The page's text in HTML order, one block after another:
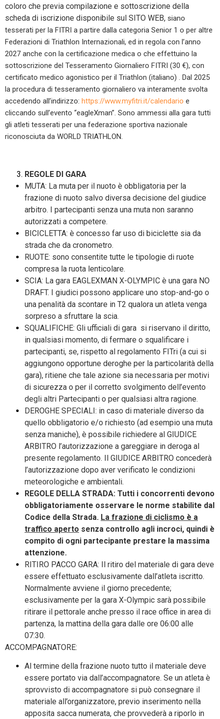
coloro che previa compilazione e sottoscrizione della
scheda di iscrizione disponibile sul SITO WEB, siano
tesserati per la FITRI a partire dalla categoria Senior 1 o per altre
Federazioni di Triathlon Internazionali, ed in regola con l’anno
2027 anche con la certificazione medica o che effettuino la
sottoscrizione del Tesseramento Giornaliero FITRI (30 €), con
certificato medico agonistico per il Triathlon (italiano) . Dal 2025
la procedura di tesseramento giornaliero va interamente svolta
accedendo all’indirizzo: https://www.myfitri.it/calendario e
cliccando sull’evento “eagleXman”. Sono ammessi alla gara tutti
gli atleti tesserati per una federazione sportiva nazionale
riconosciuta da WORLD TRIATHLON.
REGOLE DI GARA
MUTA: La muta per il nuoto è obbligatoria per la
frazione di nuoto salvo diversa decisione del giudice
arbitro. I partecipanti senza una muta non saranno
autorizzati a competere.
BICICLETTA: è concesso far uso di biciclette sia da
strada che da cronometro.
RUOTE: sono consentite tutte le tipologie di ruote
compresa la ruota lenticolare.
SCIA: La gara EAGLEXMAN X-OLYMPIC è una gara NO
DRAFT. I giudici possono applicare uno stop-and-go o
una penalità da scontare in T2 qualora un atleta venga
sorpreso a sfruttare la scia.
SQUALIFICHE: Gli ufficiali di gara si riservano il diritto,
in qualsiasi momento, di fermare o squalificare i
partecipanti, se, rispetto al regolamento FITri (a cui si
aggiungono opportune deroghe per la particolarità della
gara), ritiene che tale azione sia necessaria per motivi
di sicurezza o per il corretto svolgimento dell’evento
degli altri Partecipanti o per qualsiasi altra ragione.
DEROGHE SPECIALI: in caso di materiale diverso da
quello obbligatorio e/o richiesto (ad esempio una muta
senza maniche), è possibile richiedere al GIUDICE
ARBITRO l’autorizzazione a gareggiare in deroga al
presente regolamento. Il GIUDICE ARBITRO concederà
l’autorizzazione dopo aver verificato le condizioni
meteorologiche e ambientali.
REGOLE DELLA STRADA: Tutti i concorrenti devono
obbligatoriamente osservare le norme stabilite dal
Codice della Strada. La frazione di ciclismo è a
traffico aperto senza controllo agli incroci, quindi è
compito di ogni partecipante prestare la massima
attenzione.
RITIRO PACCO GARA: Il ritiro del materiale di gara deve
essere effettuato esclusivamente dall’atleta iscritto.
Normalmente avviene il giorno precedente;
esclusivamente per la gara X-Olympic sarà possibile
ritirare il pettorale anche presso il race office in area di
partenza, la mattina della gara dalle ore 06:00 alle
07:30.
ACCOMPAGNATORE:
Al termine della frazione nuoto tutto il materiale deve
essere portato via dall’accompagnatore. Se un atleta è
sprovvisto di accompagnatore si può consegnare il
materiale all’organizzatore, previo inserimento nella
apposita sacca numerata, che provvederà a riporlo in